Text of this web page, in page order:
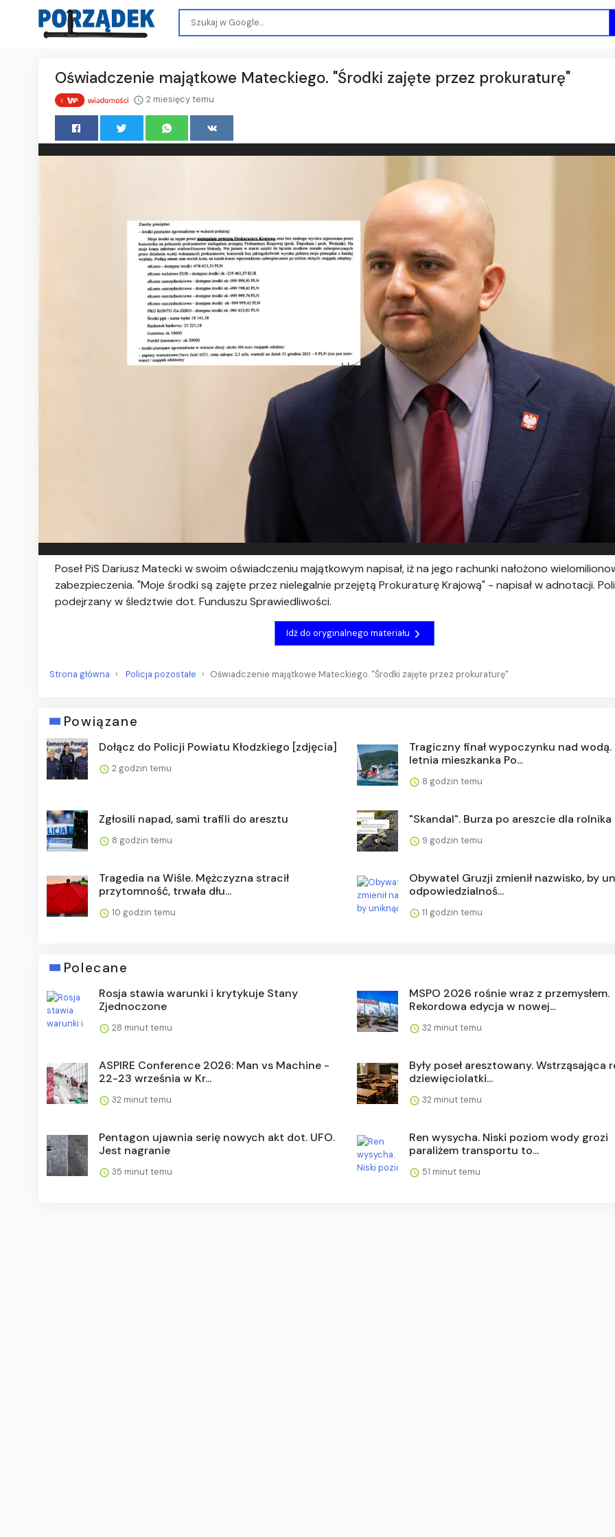
Oświadczenie majątkowe Mateckiego. "Środki zajęte przez prokuraturę"
2 miesięcy temu
Poseł PiS Dariusz Matecki w swoim oświadczeniu majątkowym napisał, iż na jego rachunki nałożono
zabezpieczenia. "Moje środki są zajęte przez nielegalnie przejętą Prokuraturę Krajową" - napisał w adnotacji.
podejrzany w śledztwie dot. Funduszu Sprawiedliwości.
Idź do oryginalnego materiału
Strona główna Policja pozostałe Oświadczenie majątkowe Mateckiego. "Środki zajęte przez prokuraturę"
Powiązane
Dołącz do Policji Powiatu Kłodzkiego [zdjęcia]
2 godzin temu
Tragiczny finał wypoczynku nad
letnia mieszkanka Po...
8 godzin temu
Zgłosili napad, sami trafili do aresztu
8 godzin temu
"Skandal". Burza po areszcie dla
9 godzin temu
Tragedia na Wiśle. Mężczyzna stracił
przytomność, trwała dłu...
10 godzin temu
Obywatel Gruzji zmienił nazwisko, by
odpowiedzialnoś...
11 godzin temu
Polecane
Rosja stawia warunki i krytykuje Stany
Zjednoczone
28 minut temu
MSPO 2026 rośnie wraz z przemysłem.
Rekordowa edycja w nowej...
32 minut temu
ASPIRE Conference 2026: Man vs Machine -
22-23 września w Kr...
32 minut temu
Były poseł aresztowany. Wstrząsająca
dziewięciolatki...
32 minut temu
Pentagon ujawnia serię nowych akt dot. UFO.
Jest nagranie
35 minut temu
Ren wysycha. Niski poziom wody grozi
paraliżem transportu to...
51 minut temu